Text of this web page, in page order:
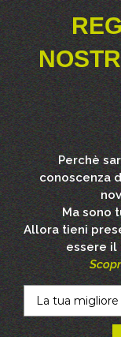
Perchè
conoscenza
Ma sono
Allora tieni
essere il